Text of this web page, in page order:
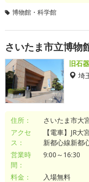
博物館・科学館
さいたま市立博物
旧石
埼
住所：
さいたま市大
アクセ
ス：
【電車】JR
新都心線新都
営業時
間：
9:00～16:30
料金： 入場無料